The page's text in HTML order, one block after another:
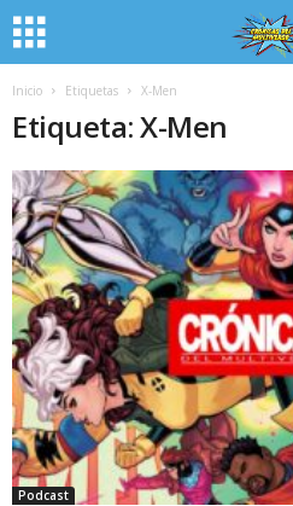
Inicio Etiquetas X-Men
Etiqueta: X-Men
Podcast